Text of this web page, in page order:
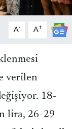
A- A+
verilen
18-
lira, 26-29